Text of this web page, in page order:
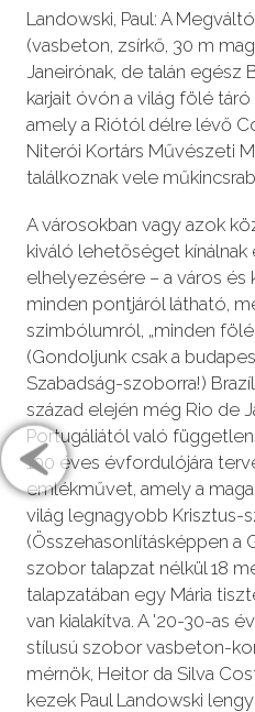
Landowski, Paul: A
(vasbeton, zsírkő, 30 m
Janeirónak, de talán egész
karjait óvón a világ fölé
amely a Riótól délre lévő
Niterói Kortárs Művészeti
találkoznak vele
A városokban vagy azok
kiváló lehetőséget
elhelyezésére – a város
minden pontjáról látható,
szimbólumról, „minden
(Gondoljunk csak a
Szabadság-szoborra!)
század elején még Rio de
Portugáliától való
100 éves évfordulójára
emlékművet, amely a
világ legnagyobb Krisztus-
(Összehasonlításképpen a
szobor talapzat nélkül 18
talapzatában egy Mária
van kialakítva. A '20-30-as
stílusú szobor vasbeton-
mérnök, Heitor da Silva
kezek Paul Landowski